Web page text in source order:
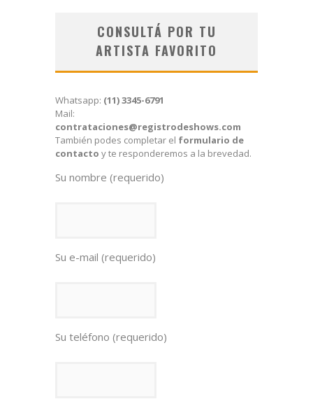
CONSULTÁ POR TU
ARTISTA FAVORITO
Whatsapp: (11) 3345-6791
Mail:
contrataciones@registrodeshows.com
También podes completar el formulario de
contacto y te responderemos a la brevedad.
Su nombre (requerido)
Su e-mail (requerido)
Su teléfono (requerido)